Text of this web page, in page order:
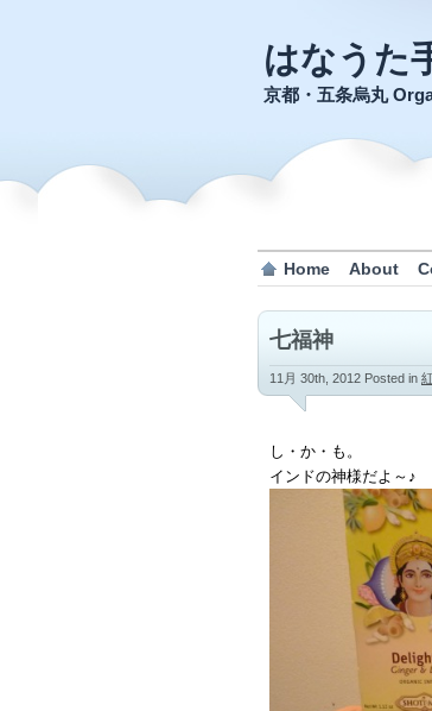
はなうた
京都・五条烏丸
Home About
七福神
11月 30th, 2012 Posted in
し・か・も。
インドの神様だよ～♪